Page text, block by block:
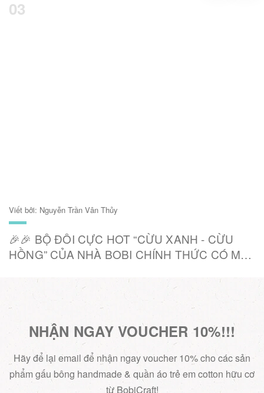
03
Viết bởi: Nguyễn Trần Vân Thủy
🎉🎉 BỘ ĐÔI CỰC HOT “CỪU XANH - CỪU
HỒNG” CỦA NHÀ BOBI CHÍNH THỨC CÓ MẶT
NHẬN NGAY VOUCHER 10%!!!
Hãy để lại email để nhận ngay voucher 10% cho các sản
phẩm gấu bông handmade & quần áo trẻ em cotton hữu cơ
từ BobiCraft!